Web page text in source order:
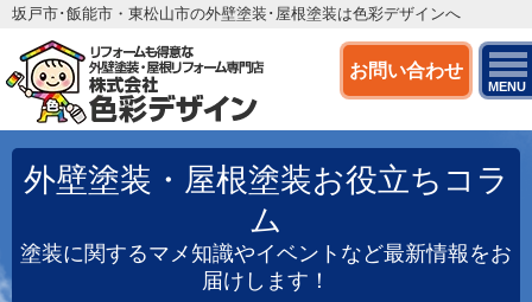
お問い合わせ
MENU
坂戸市･飯能市・東松山市の外壁塗装･屋根塗装は色彩デザインへ
外壁塗装・屋根塗装お役立ちコラ
ム
塗装に関するマメ知識やイベントなど最新情報をお
届けします！